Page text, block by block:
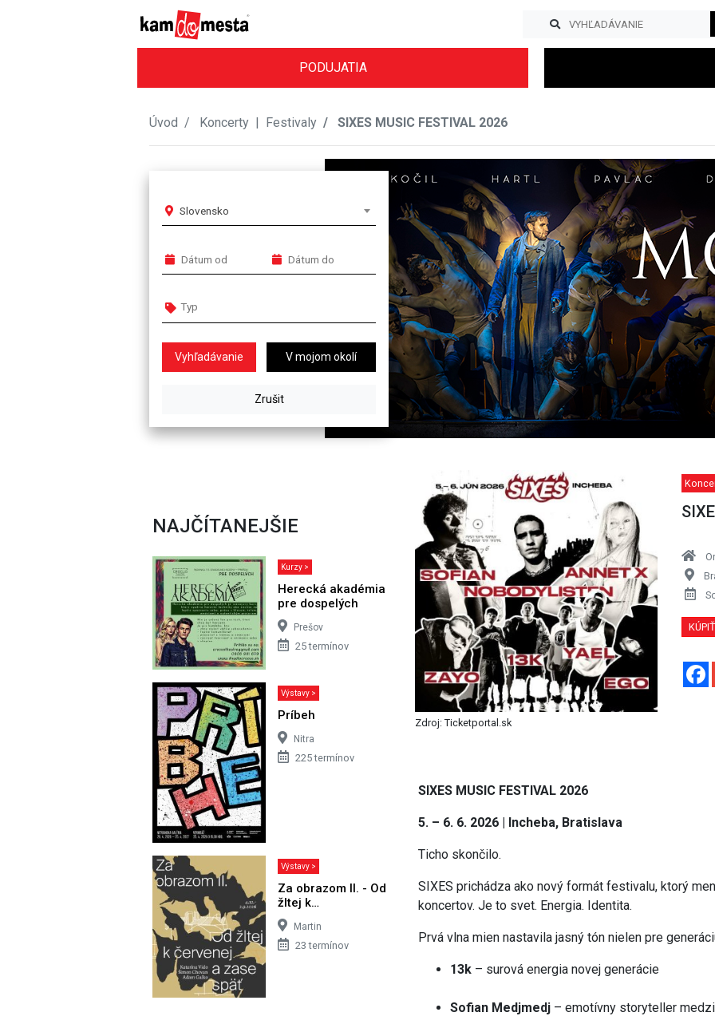
PODUJATIA
Úvod Koncerty | Festivaly SIXES MUSIC FESTIVAL 2026
Slovensko
V mojom okolí
Previous
NAJČÍTANEJŠIE
Kurzy >
Herecká akadémia
pre dospelých
Prešov
25 termínov
Výstavy >
Príbeh
Nitra
225 termínov
Výstavy >
Za obrazom II. - Od
žltej k…
Martin
23 termínov
Zdroj: Ticketportal.sk
SIXES MUSIC FESTIVAL 2026
5. – 6. 6. 2026 | Incheba, Bratislava
Ticho skončilo.
SIXES prichádza ako nový formát festivalu, ktorý
koncertov. Je to svet. Energia. Identita.
Prvá vlna mien nastavila jasný tón nielen pre
13k – surová energia novej generácie
Sofian Medjmedj – emotívny storyteller